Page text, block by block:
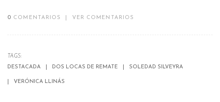
0 COMENTARIOS VER COMENTARIOS
TAGS:
DESTACADA
DOS LOCAS DE REMATE SOLEDAD SILVEYRA
VERÓNICA LLINÁS